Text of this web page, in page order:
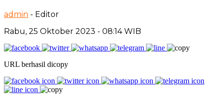
admin - Editor
Rabu, 25 Oktober 2023 - 08:14 WIB
URL berhasil dicopy